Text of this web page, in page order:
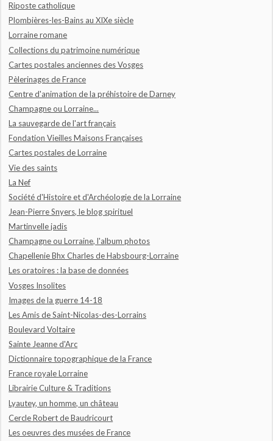
Riposte catholique
Plombières-les-Bains au XIXe siècle
Lorraine romane
Collections du patrimoine numérique
Cartes postales anciennes des Vosges
Pèlerinages de France
Centre d'animation de la préhistoire de Darney
Champagne ou Lorraine...
La sauvegarde de l'art français
Fondation Vieilles Maisons Françaises
Cartes postales de Lorraine
Vie des saints
La Nef
Société d'Histoire et d'Archéologie de la Lorraine
Jean-Pierre Snyers, le blog spirituel
Martinvelle jadis
Champagne ou Lorraine, l'album photos
Chapellenie Bhx Charles de Habsbourg-Lorraine
Les oratoires : la base de données
Vosges Insolites
Images de la guerre 14-18
Les Amis de Saint-Nicolas-des-Lorrains
Boulevard Voltaire
Sainte Jeanne d'Arc
Dictionnaire topographique de la France
France royale Lorraine
Librairie Culture & Traditions
Lyautey, un homme, un château
Cercle Robert de Baudricourt
Les oeuvres des musées de France